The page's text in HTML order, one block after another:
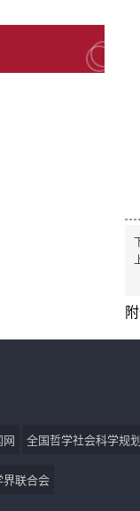
网 全国哲学社会科学规
界联合会